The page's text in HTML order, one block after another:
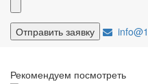
Рекомендуем посмотреть